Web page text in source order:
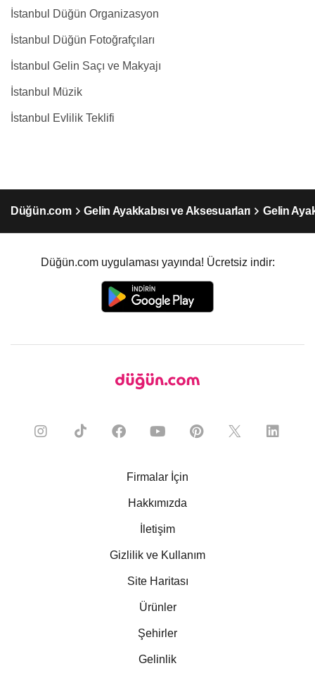
İstanbul Düğün Organizasyon
İstanbul Düğün Fotoğrafçıları
İstanbul Gelin Saçı ve Makyajı
İstanbul Müzik
İstanbul Evlilik Teklifi
Düğün.com Gelin Ayakkabısı ve Aksesuarları Gelin
Düğün.com uygulaması yayında! Ücretsiz indir:
Firmalar İçin
Hakkımızda
İletişim
Gizlilik ve Kullanım
Site Haritası
Ürünler
Şehirler
Gelinlik